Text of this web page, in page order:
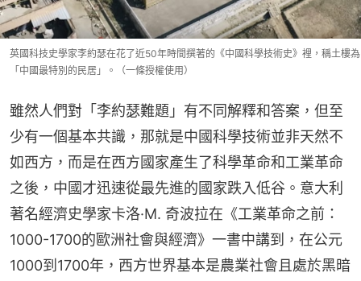
英國科技史學家李約瑟在花了近50年時間撰著的《中國科學技術史》裡，稱土樓為
「中國最特別的民居」。（一條授權使用）
雖然人們對「李約瑟難題」有不同解釋和答案，但至
少有一個基本共識，那就是中國科學技術並非天然不
如西方，而是在西方國家產生了科學革命和工業革命
之後，中國才迅速從最先進的國家跌入低谷。意大利
著名經濟史學家卡洛·M. 奇波拉在《工業革命之前：
1000-1700的歐洲社會與經濟》一書中講到，在公元
1000到1700年，西方世界基本是農業社會且處於黑暗